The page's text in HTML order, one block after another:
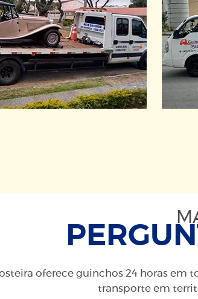
oferece guinchos 24 horas em
transporte em